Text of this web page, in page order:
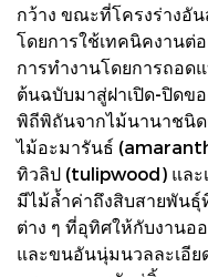
กว้าง ขณะที่โครงร่างอั
โดยการใช้เทคนิคงานต่
การทำงานโดยการถอด
ต้นฉบับมาสู่ฝาเปิด-ปิดข
พิถีพิถันจากไม้นานาชนิ
ไม้อะมารันธ์
ทิวลิป (tulipwood) และ
มีไม้ล้ำค่าถึงสิบสายพันธุ์
ต่าง ๆ ที่อุทิศให้กับงานอ
และขนอันนุ่มนวลละเอี